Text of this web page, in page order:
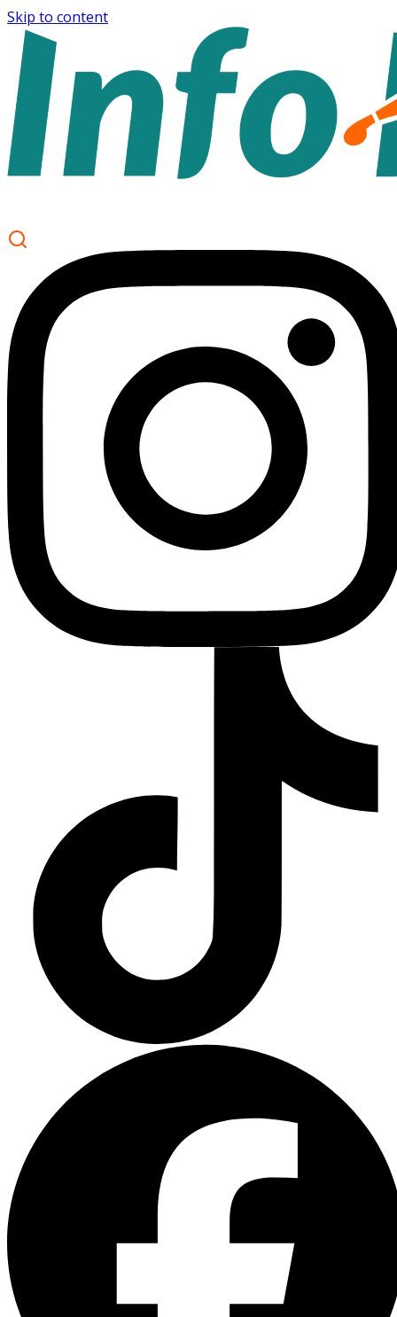
Skip to content